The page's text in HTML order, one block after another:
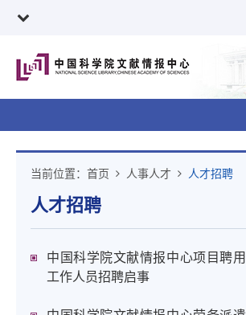
当前位置： 首页 人事人才 人才招聘
人才招聘
中国科学院文献情报中心项目聘用
工作人员招聘启事